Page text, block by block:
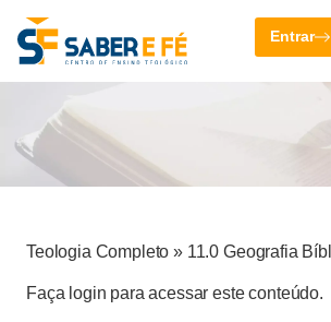
Entrar
Teologia Completo » 11.0 Geografia
Faça login para acessar este conteúdo.